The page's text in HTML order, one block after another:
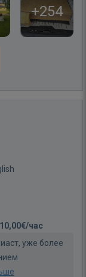
+254
10,00€/час
уже более